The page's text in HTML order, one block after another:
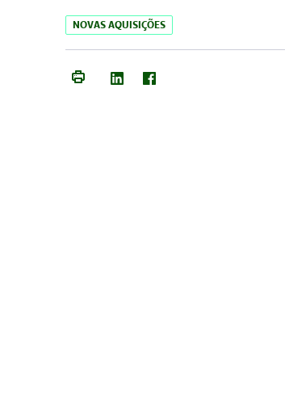
NOVAS AQUISIÇÕES